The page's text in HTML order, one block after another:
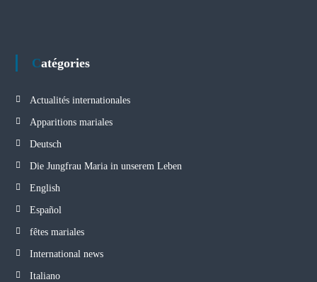
Catégories
Actualités internationales
Apparitions mariales
Deutsch
Die Jungfrau Maria in unserem Leben
English
Español
fêtes mariales
International news
Italiano